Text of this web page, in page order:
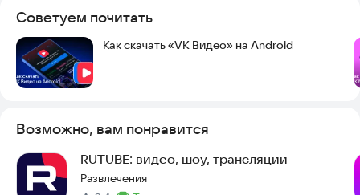
• сериалы онлайн;
• ролики блогеров.
друзьям. В VK Видео тебя уже ждут фильмы офлайн,
мультики для детей (без интернета), ТВ-каналы, свежие
клипы, прямые эфиры, спортивные трансляции и сериалы
Советуем почитать
Как скачать «VK Видео» на Android
Возможно, вам понравится
RUTUBE: видео, шоу, трансляции
Развлечения